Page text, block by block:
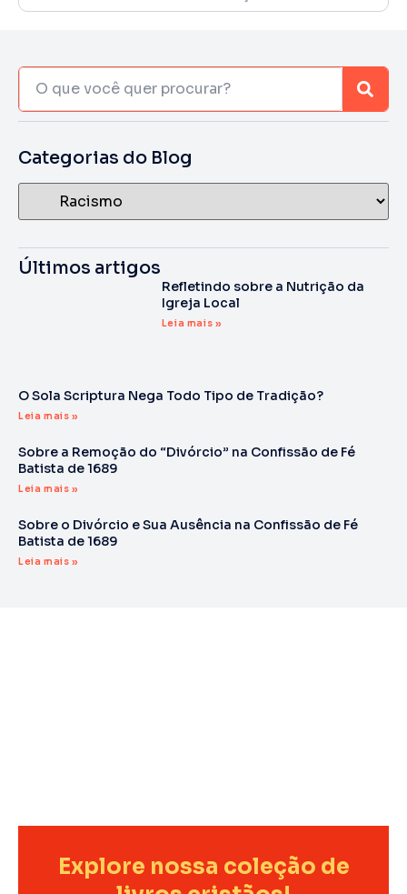
Categorias do Blog
Últimos artigos
Refletindo sobre a Nutrição da
Igreja Local
Leia mais »
O Sola Scriptura Nega Todo Tipo de Tradição?
Leia mais »
Sobre a Remoção do “Divórcio” na Confissão de Fé
Batista de 1689
Leia mais »
Sobre o Divórcio e Sua Ausência na Confissão de Fé
Batista de 1689
Leia mais »
Explore nossa coleção de